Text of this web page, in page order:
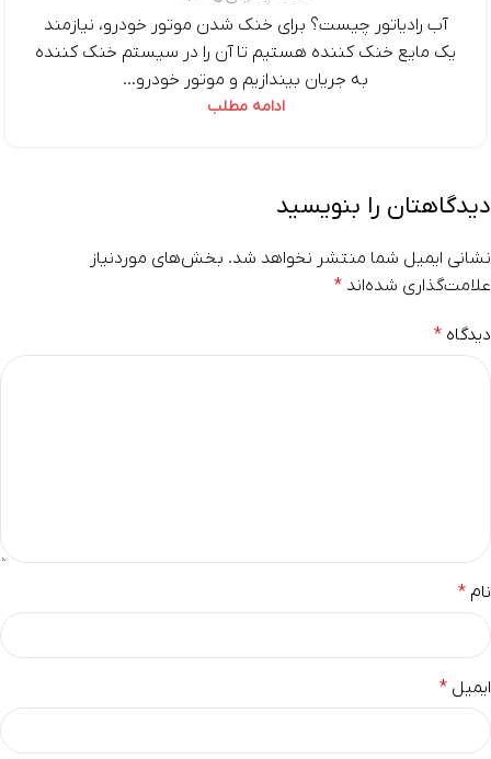
آب رادیاتور چیست؟ برای خنک شدن موتور خودرو، نیازمند
یک مایع خنک کننده هستیم تا آن را در سیستم خنک کننده
به جریان بیندازیم و موتور خودرو...
ادامه مطلب
دیدگاهتان را بنویسید
نشانی ایمیل شما منتشر نخواهد شد. بخش‌های موردنیاز
علامت‌گذاری شده‌اند *
دیدگاه *
نام *
ایمیل *